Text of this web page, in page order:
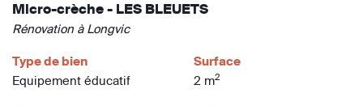
Micro-crèche - LES BLEUETS
Rénovation à Longvic
Type de bien
Equipement éducatif
Surface
2 m2